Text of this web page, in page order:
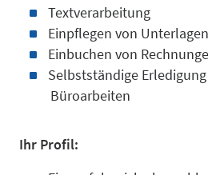
Textverarbeitung
Einpflegen von
Einbuchen von
Selbstständige
Büroarbeiten
Ihr Profil: